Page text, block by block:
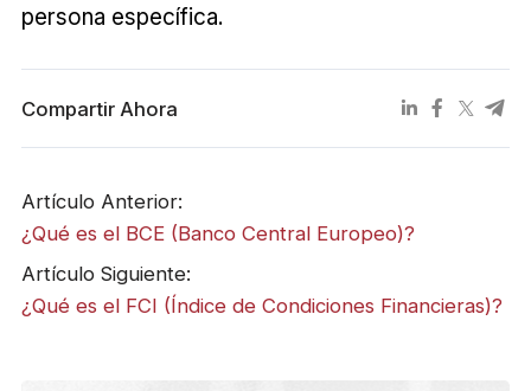
persona específica.
Compartir Ahora
Artículo Anterior:
¿Qué es el BCE (Banco Central Europeo)?
Artículo Siguiente:
¿Qué es el FCI (Índice de Condiciones Financieras)?